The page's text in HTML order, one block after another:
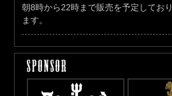
朝8時から22時まで販売を予定しており
ます。